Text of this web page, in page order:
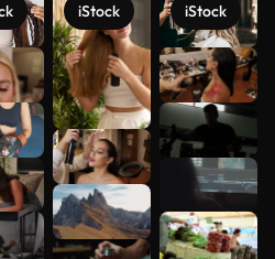
iStock iStock
Meer
bekijken